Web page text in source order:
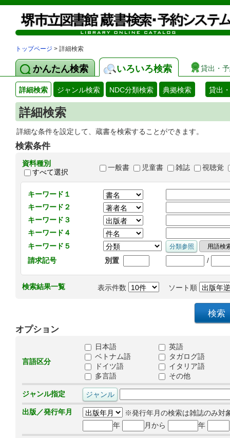
トップページ > 詳細検索
かんたん検索 いろいろ検索 貸出・
詳細検索 ジャンル検索 NDC分類検索 典拠検索 貸出
詳細検索
詳細な条件を設定して、蔵書を検索することができます。
検索条件
資料種別
すべて選択
一般書 児童書 雑誌 視聴覚
キーワード１
キーワード２
キーワード３
キーワード４
キーワード５
請求記号
別置 /
検索結果一覧 表示件数 ソート順
オプション
言語区分
日本語
英語
ベトナム語
タガログ語
ドイツ語
イタリア語
多言語
その他
ジャンル指定
出版／発行年月
※発行年月の検索は雑誌のみ対
年
月から 年